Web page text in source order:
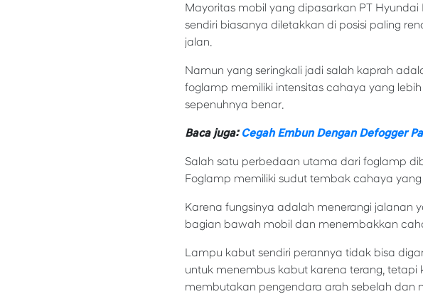
Mayoritas mobil yang dipasarkan PT
sendiri biasanya diletakkan di posisi paling
jalan.
Namun yang seringkali jadi salah kaprah
foglamp memiliki intensitas cahaya yang
sepenuhnya benar.
Baca juga: Cegah Embun Dengan Defogger
Salah satu perbedaan utama dari foglamp
Foglamp memiliki sudut tembak cahaya
Karena fungsinya adalah menerangi jalanan
bagian bawah mobil dan menembakkan
Lampu kabut sendiri perannya tidak bisa
untuk menembus kabut karena terang,
membutakan pengendara arah sebelah dan